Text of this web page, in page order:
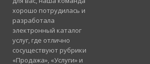
хорошо потрудилась и
разработала
электронный каталог
услуг, где отлично
сосуществуют рубрики
«Продажа», «Услуги» и